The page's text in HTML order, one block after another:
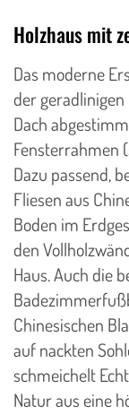
Holzhaus mit
Das moderne
der
Dach
Fensterrahmen
Dazu passend,
Fliesen aus
Boden im
den
Haus. Auch die
Chinesischen
auf nackten
schmeichelt
Natur aus eine